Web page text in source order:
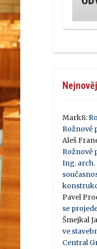
Mark8:
Rožnově
Aleš
Rožnově
Ing. arch.
Pavel
se
Šmejkal
ve
Central